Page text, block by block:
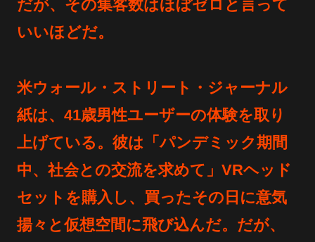
だが、その集客数はほぼゼロと言って
いいほどだ。
米ウォール・ストリート・ジャーナル
紙は、41歳男性ユーザーの体験を取り
上げている。彼は「パンデミック期間
中、社会との交流を求めて」VRヘッド
セットを購入し、買ったその日に意気
揚々と仮想空間に飛び込んだ。だが、